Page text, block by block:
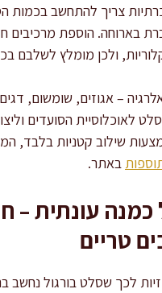
צריך להתחשב בכמות
בארוחה. הוספת מרכיבים
ולכן מומלץ לשלבם
– אגוזים, שומשום,
לאוכלוסיית הסועדים
שילוב קטניות בלבד,
באתר.
כמנה עונתית –
טריים
לכך שסלט בורגול נחשב